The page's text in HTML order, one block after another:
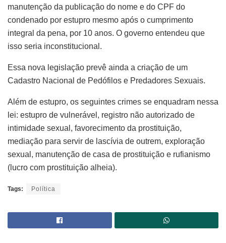
manutenção da publicação do nome e do CPF do
condenado por estupro mesmo após o cumprimento
integral da pena, por 10 anos. O governo entendeu que
isso seria inconstitucional.
Essa nova legislação prevê ainda a criação de um
Cadastro Nacional de Pedófilos e Predadores Sexuais.
Além de estupro, os seguintes crimes se enquadram nessa
lei: estupro de vulnerável, registro não autorizado de
intimidade sexual, favorecimento da prostituição,
mediação para servir de lascívia de outrem, exploração
sexual, manutenção de casa de prostituição e rufianismo
(lucro com prostituição alheia).
Tags: Política